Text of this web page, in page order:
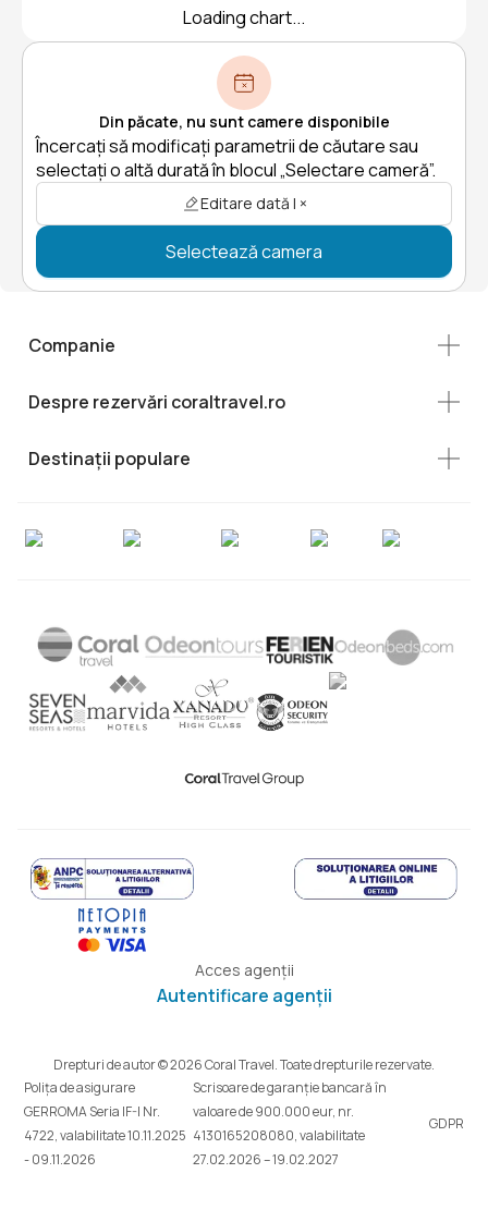
Loading chart...
Din păcate, nu sunt camere disponibile
Încercați să modificați parametrii de căutare sau
selectați o altă durată în blocul „Selectare cameră”.
Editare dată | ×
Selectează camera
Companie
Despre rezervări coraltravel.ro
Destinații populare
Acces agenții
Autentificare agenții
Drepturi de autor © 2026 Coral Travel. Toate drepturile rezervate.
Polița de asigurare
GERROMA Seria IF-I Nr.
4722, valabilitate 10.11.2025
- 09.11.2026
Scrisoare de garanție bancară în
valoare de 900.000 eur, nr.
4130165208080, valabilitate
27.02.2026 – 19.02.2027
GDPR